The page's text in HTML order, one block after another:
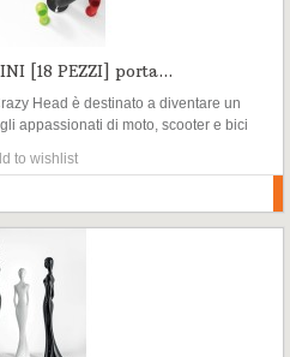
[18 PEZZI] porta...
Head è destinato a diventare un
appassionati di moto, scooter e bici
la sua funzionalità in
vano svuotatasche e al pratico
to wishlist